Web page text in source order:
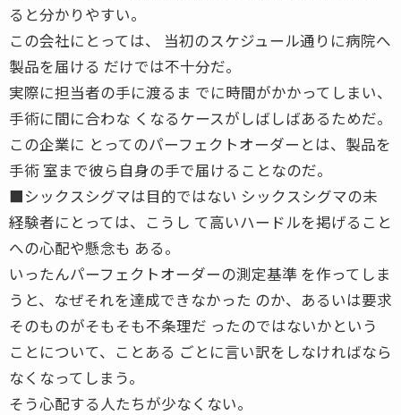
ると分かりやすい。
この会社にとっては、 当初のスケジュール通りに病院へ
製品を届ける だけでは不十分だ。
実際に担当者の手に渡るま でに時間がかかってしまい、
手術に間に合わな くなるケースがしばしばあるためだ。
この企業に とってのパーフェクトオーダーとは、製品を
手術 室まで彼ら自身の手で届けることなのだ。
■シックスシグマは目的ではない シックスシグマの未
経験者にとっては、こうし て高いハードルを掲げること
への心配や懸念も ある。
いったんパーフェクトオーダーの測定基準 を作ってしま
うと、なぜそれを達成できなかった のか、あるいは要求
そのものがそもそも不条理だ ったのではないかという
ことについて、ことある ごとに言い訳をしなければなら
なくなってしまう。
そう心配する人たちが少なくない。